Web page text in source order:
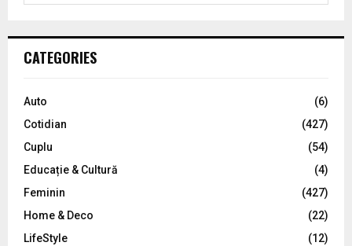
h
o
:
C
CATEGORIES
Auto
(6)
Cotidian
(427)
Cuplu
(54)
Educație & Cultură
(4)
Feminin
(427)
Home & Deco
(22)
LifeStyle
(12)